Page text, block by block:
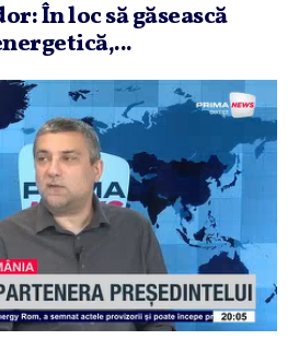
În loc să găsească